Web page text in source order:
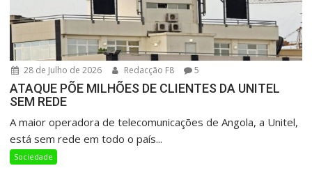
28 de Julho de 2026 Redacção F8 5
ATAQUE PÕE MILHÕES DE CLIENTES DA UNITEL
SEM REDE
A maior operadora de telecomunicações de Angola, a Unitel,
está sem rede em todo o país...
Sociedade